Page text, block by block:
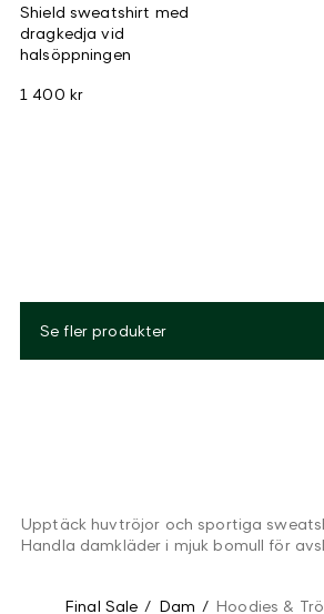
Shield sweatshirt med
dragkedja vid
halsöppningen
1 400 kr
Se fler produkter
Upptäck huvtröjor och sportiga
Handla damkläder i mjuk bomull för
Final Sale / Dam / Hoodies &